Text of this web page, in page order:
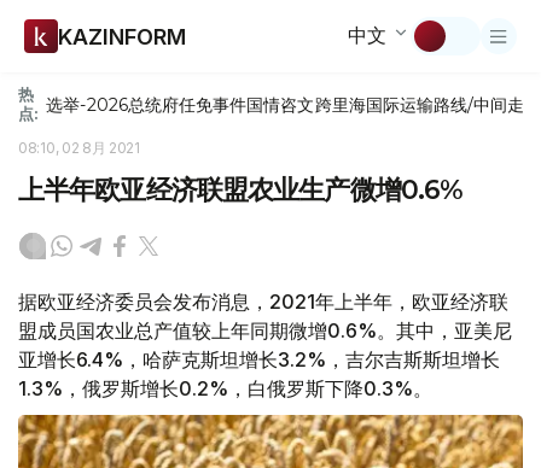
KAZINFORM 中文
热
点: 选举-2026总统府任免事件国情咨文跨里海国际运输路线/中间走廊
08:10, 02 8月 2021
上半年欧亚经济联盟农业生产微增0.6%
据欧亚经济委员会发布消息，2021年上半年，欧亚经济联
盟成员国农业总产值较上年同期微增0.6%。其中，亚美尼
亚增长6.4%，哈萨克斯坦增长3.2%，吉尔吉斯斯坦增长
1.3%，俄罗斯增长0.2%，白俄罗斯下降0.3%。